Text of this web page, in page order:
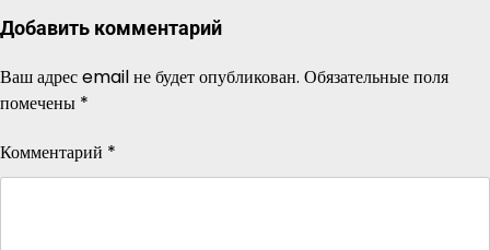
Добавить комментарий
Ваш адрес email не будет опубликован. Обязательные поля
помечены *
Комментарий *